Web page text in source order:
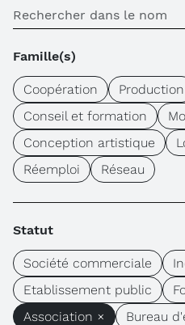
Famille(s)
Coopération Production
Conseil et formation
Conception artistique
Réemploi
Réseau
Statut
Société commerciale
Etablissement public
Association ×
Bureau